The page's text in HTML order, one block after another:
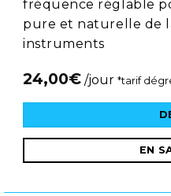
fréquence réglable
pure et naturelle de
instruments
24,00€ /jour *tarif
EN